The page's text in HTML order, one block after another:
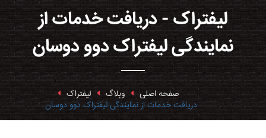
لیفتراک - دریافت خدمات از
نمایندگی لیفتراک دوو دوسان
صفحه اصلی وبلاگ لیفتراک
دریافت خدمات از نمایندگی لیفتراک دوو دوسان